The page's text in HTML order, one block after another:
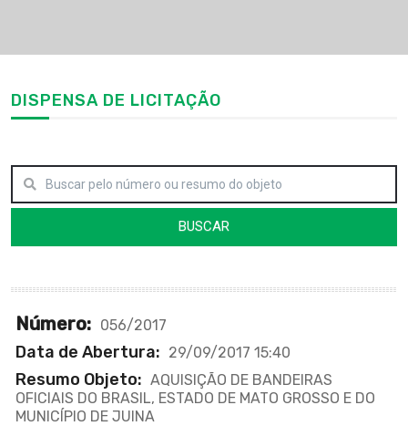
DISPENSA DE LICITAÇÃO
BUSCAR
Número: 056/2017
Data de Abertura: 29/09/2017 15:40
Resumo Objeto: AQUISIÇÃO DE BANDEIRAS
OFICIAIS DO BRASIL, ESTADO DE MATO GROSSO E DO
MUNICÍPIO DE JUINA